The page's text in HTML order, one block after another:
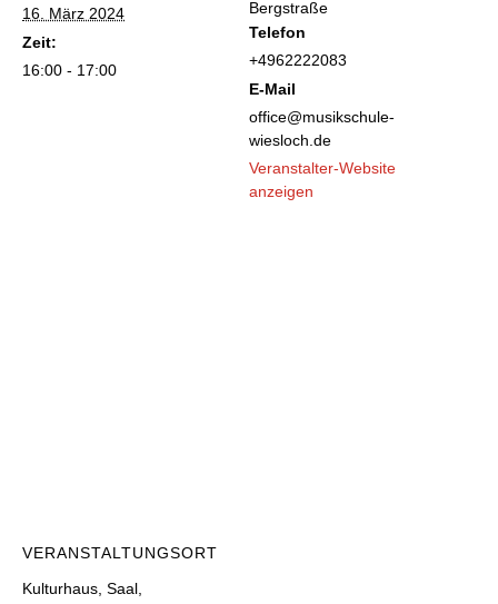
16. März 2024
Zeit:
16:00 - 17:00
Bergstraße
Telefon
+4962222083
E-Mail
office@musikschule-
wiesloch.de
Veranstalter-Website
anzeigen
VERANSTALTUNGSORT
Kulturhaus, Saal,